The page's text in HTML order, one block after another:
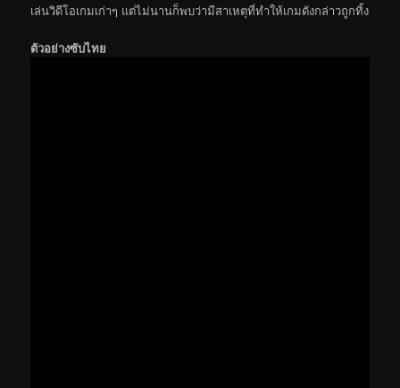
เล่นวิดีโอเกมเก่าๆ แต่ไม่นานก็พบว่ามีสาเหตุที่ทำให้เกมดังกล่าวถูกทิ้ง
ตัวอย่างซับไทย